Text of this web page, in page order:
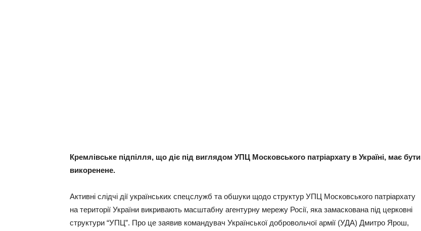
Кремлівське підпілля, що діє під виглядом УПЦ Московського патріархату в Україні, має бути
викоренене.
Активні слідчі дії українських спецслужб та обшуки щодо структур УПЦ Московського патріархату
на території України викривають масштабну агентурну мережу Росії, яка замаскована під церковні
структури “УПЦ”. Про це заявив командувач Української добровольчої армії (УДА) Дмитро Ярош,